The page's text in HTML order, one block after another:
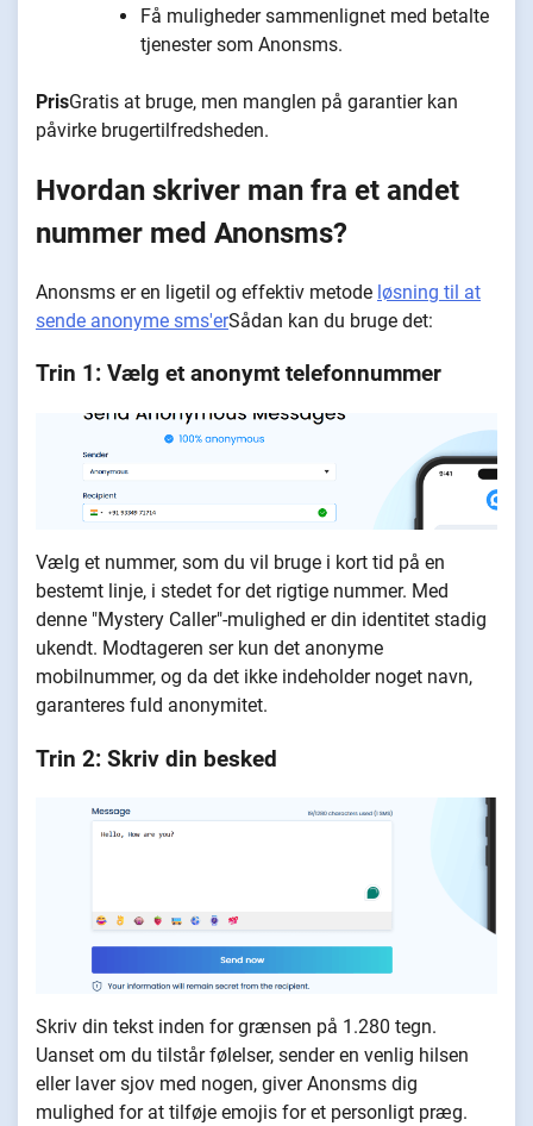
Få muligheder sammenlignet med betalte
tjenester som Anonsms.
PrisGratis at bruge, men manglen på garantier kan
påvirke brugertilfredsheden.
Hvordan skriver man fra et andet
nummer med Anonsms?
Anonsms er en ligetil og effektiv metode løsning til at
sende anonyme sms'erSådan kan du bruge det:
Trin 1: Vælg et anonymt telefonnummer
Vælg et nummer, som du vil bruge i kort tid på en
bestemt linje, i stedet for det rigtige nummer. Med
denne "Mystery Caller"-mulighed er din identitet stadig
ukendt. Modtageren ser kun det anonyme
mobilnummer, og da det ikke indeholder noget navn,
garanteres fuld anonymitet.
Trin 2: Skriv din besked
Skriv din tekst inden for grænsen på 1.280 tegn.
Uanset om du tilstår følelser, sender en venlig hilsen
eller laver sjov med nogen, giver Anonsms dig
mulighed for at tilføje emojis for et personligt præg.